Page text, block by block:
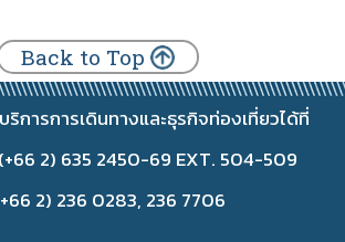
Back to Top
การการเดินทางและธุรกิจท่องเที่ยวได้ที่
2) 635 2450-69 EXT. 504-509
2) 236 0283, 236 7706